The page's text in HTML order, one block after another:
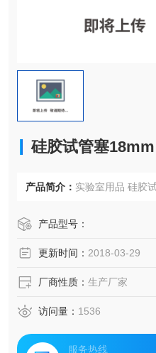
硅胶试管塞18mm
产品简介：
产品型号：
更新时间： 2018-03-29
厂商性质： 生产厂家
访问量： 1536
服务热线